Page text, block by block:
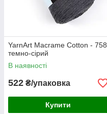
YarnArt Macrame Cotton - 758
темно-сірий
В наявності
522 ₴/упаковка
Купити